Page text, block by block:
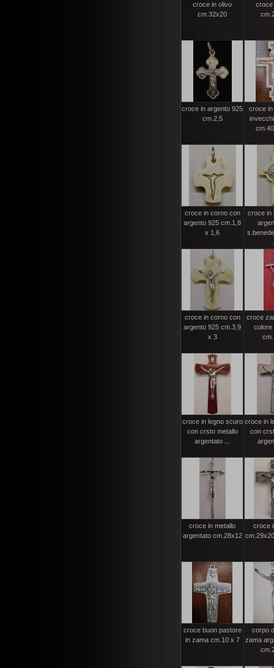
croce in olivo
cm.32x20
croce
croce in argento 925
cm.2,5
croce in
croce in corno con
argento 925 cm.1,8
x 1,6
croce in
croce in corno con
argento 925 cm.3,9
x 3
croce
colore
croce in legno scuro
con crsto metallo
argentato ...
croce in
con
croce in metallo
argentato cm.28x12
croce
croce buon pastore
in zama cm.10 x 7
corpo
zama